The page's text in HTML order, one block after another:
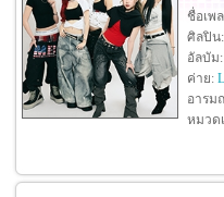
ชื่อเพ
ศิลปิน:
อัลบัม:
ค่าย:
อารม
หมวด